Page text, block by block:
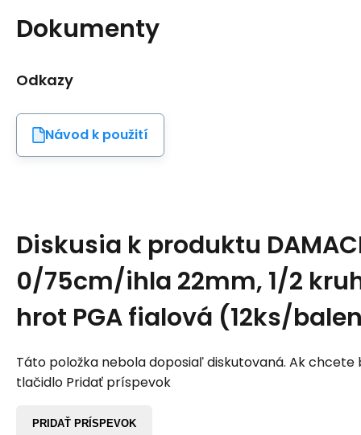
Dokumenty
Odkazy
Návod k použití
Diskusia k produktu
0/75cm/ihla 22mm, 1/2
hrot PGA fialová (12ks/
Táto položka nebola doposiaľ diskutovaná. Ak chcete
tlačidlo Pridať príspevok
PRIDAŤ PRÍSPEVOK